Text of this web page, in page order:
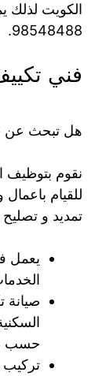
الكويت لذلك
98548488.
فني
هل تبحث عن
نقوم بتوظيف
للقيام
تمديد و
يعمل
صيانة
حسب
تركيب